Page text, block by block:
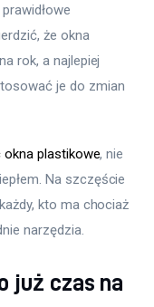
że okna
rok, a najlepiej
je do zmian
plastikowe, nie
Na szczęście
kto ma chociaż
narzędzia.
już czas na